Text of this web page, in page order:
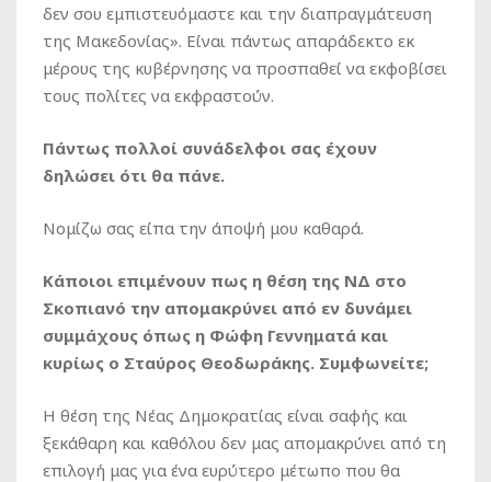
δεν σου εμπιστευόμαστε και την διαπραγμάτευση
της Μακεδονίας». Είναι πάντως απαράδεκτο εκ
μέρους της κυβέρνησης να προσπαθεί να εκφοβίσει
τους πολίτες να εκφραστούν.
Πάντως πολλοί συνάδελφοι σας έχουν
δηλώσει ότι θα πάνε.
Νομίζω σας είπα την άποψή μου καθαρά.
Κάποιοι επιμένουν πως η θέση της ΝΔ στο
Σκοπιανό την απομακρύνει από εν δυνάμει
συμμάχους όπως η Φώφη Γεννηματά και
κυρίως ο Σταύρος Θεοδωράκης. Συμφωνείτε;
Η θέση της Νέας Δημοκρατίας είναι σαφής και
ξεκάθαρη και καθόλου δεν μας απομακρύνει από τη
επιλογή μας για ένα ευρύτερο μέτωπο που θα